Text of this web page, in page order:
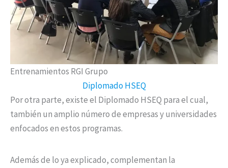
Entrenamientos RGI Grupo
Diplomado HSEQ
Por otra parte, existe el Diplomado HSEQ para el cual,
también un amplio número de empresas y universidades
enfocados en estos programas.
Además de lo ya explicado, complementan la